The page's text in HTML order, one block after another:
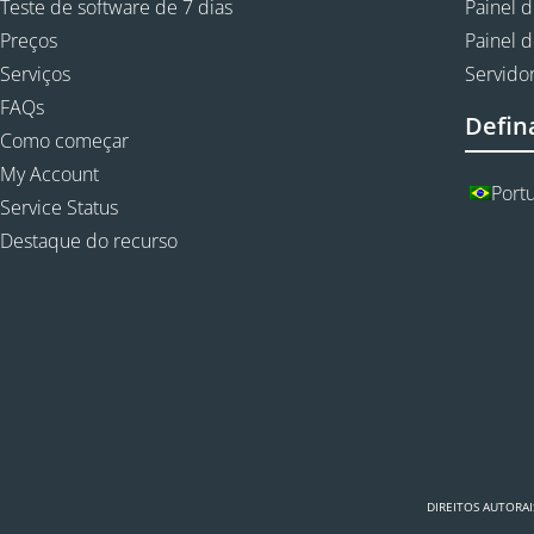
Teste de software de 7 dias
Preços
Serviços
FAQs
Como começar
My Account
Service Status
Destaque do recurso
Painel
Painel
DIREITOS